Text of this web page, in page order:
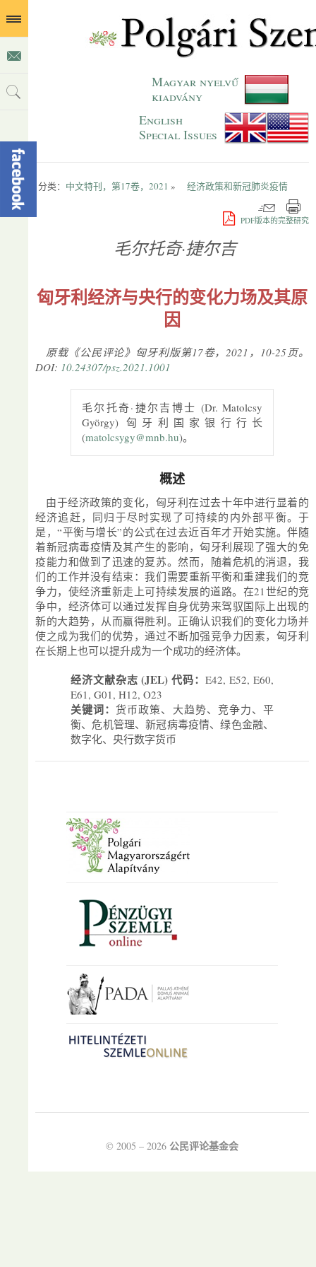
Magyar nyelvű
kiadvány
English
Special Issues
分类： 中文特刊，第17卷，2021 » 经济政策和新冠肺炎疫情
PDF版本的完整研究
毛尔托奇·捷尔吉
匈牙利经济与央行的变化力场及其原
因
原载《公民评论》匈牙利版第17卷，2021，10-25页。
DOI: 10.24307/psz.2021.1001
毛尔托奇·捷尔吉博士 (Dr. Matolcsy
György) 匈牙利国家银行行长
(matolcsygy@mnb.hu)。
概述
由于经济政策的变化，匈牙利在过去十年中进行显着的
经济追赶，同归于尽时实现了可持续的内外部平衡。于
是，“平衡与增长”的公式在过去近百年才开始实施。伴随
着新冠病毒疫情及其产生的影响，匈牙利展现了强大的免
疫能力和做到了迅速的复苏。然而，随着危机的消退，我
们的工作并没有结束：我们需要重新平衡和重建我们的竞
争力，使经济重新走上可持续发展的道路。在21世纪的竞
争中，经济体可以通过发挥自身优势来驾驭国际上出现的
新的大趋势，从而赢得胜利。正确认识我们的变化力场并
使之成为我们的优势，通过不断加强竞争力因素，匈牙利
在长期上也可以提升成为一个成功的经济体。
经济文献杂志 (JEL) 代码：E42, E52, E60,
E61, G01, H12, O23
关键词：货币政策、大趋势、竞争力、平
衡、危机管理、新冠病毒疫情、绿色金融、
数字化、央行数字货币
© 2005 – 2026 公民评论基金会